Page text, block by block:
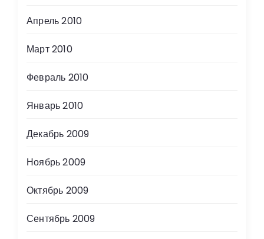
Апрель 2010
Март 2010
Февраль 2010
Январь 2010
Декабрь 2009
Ноябрь 2009
Октябрь 2009
Сентябрь 2009